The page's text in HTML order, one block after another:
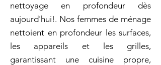
nettoyage en profondeur dès
aujourd'hui!. Nos femmes de ménage
nettoient en profondeur les surfaces,
les appareils et les grilles,
garantissant une cuisine propre,